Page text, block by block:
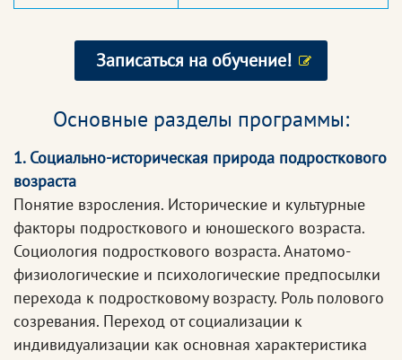
Записаться на обучение!
Основные разделы программы:
1. Социально-историческая природа подросткового
возраста
Понятие взросления. Исторические и культурные
факторы подросткового и юношеского возраста.
Социология подросткового возраста. Анатомо-
физиологические и психологические предпосылки
перехода к подростковому возрасту. Роль полового
созревания. Переход от социализации к
индивидуализации как основная характеристика